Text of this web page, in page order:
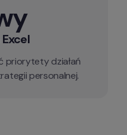
priorytety działań
personalnej.